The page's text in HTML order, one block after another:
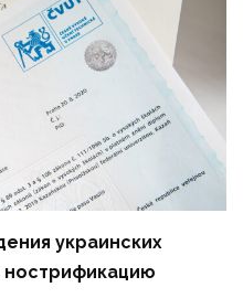
украинских